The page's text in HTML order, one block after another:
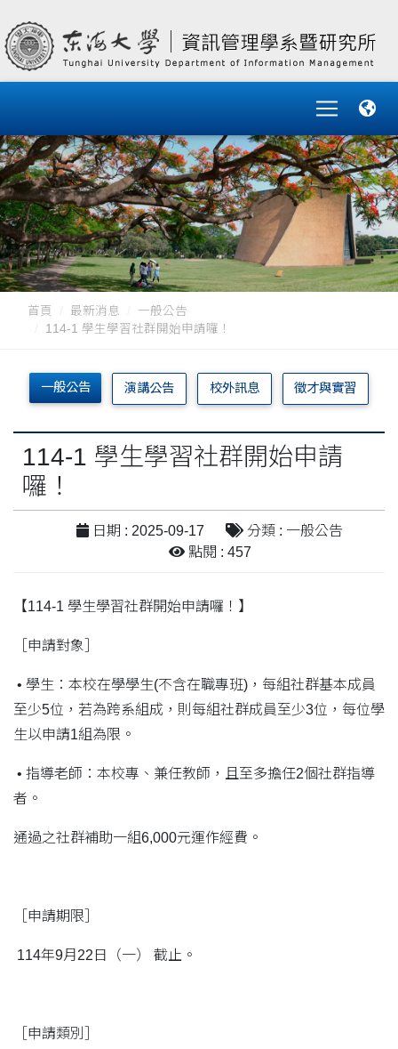
首頁 最新消息
一般公告
114-1 學生學習社群開始申請囉！
一般公告 演講公告 校外訊息 徵才與實習
114-1 學生學習社群開始申請
囉！
日期 : 2025-09-17
分類 : 一般公告
點閱 : 457
【114-1 學生學習社群開始申請囉！】
［申請對象］
• 學生：本校在學學生(不含在職專班)，每組社群基本成員
至少5位，若為跨系組成，則每組社群成員至少3位，每位學
生以申請1組為限。
• 指導老師：本校專、兼任教師，且至多擔任2個社群指導
者。
通過之社群補助一組6,000元運作經費。
［申請期限］
114年9月22日（一） 截止。
［申請類別］